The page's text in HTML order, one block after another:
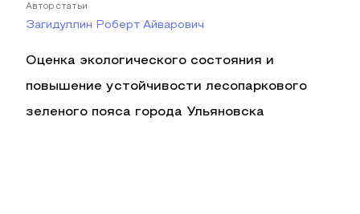
Автор статьи
Загидуллин Роберт Айварович
Оценка экологического состояния и
повышение устойчивости лесопаркового
зеленого пояса города Ульяновска